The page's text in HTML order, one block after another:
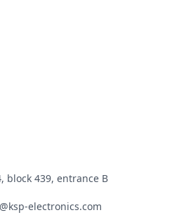
block 439, entrance B
electronics.com